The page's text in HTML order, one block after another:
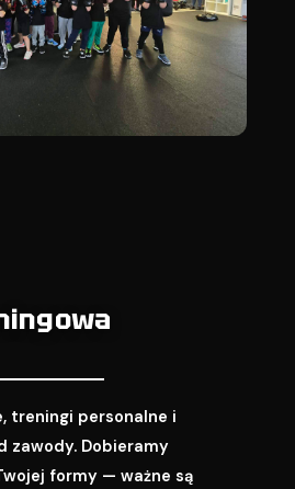
treningi personalne i
zawody. Dobieramy
formy — ważne są